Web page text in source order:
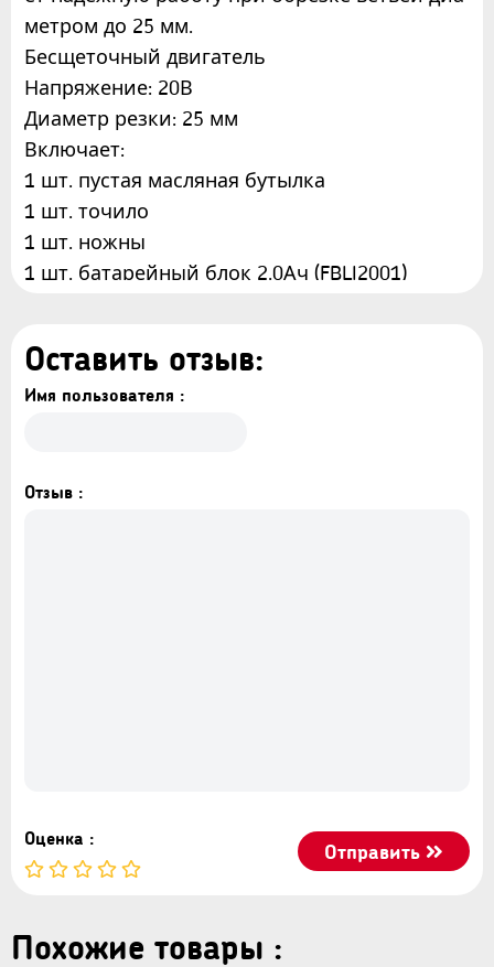
метром до 25 мм.
Бесщеточный двигатель
Напряжение: 20В
Диаметр резки: 25 мм
Включает:
1 шт. пустая масляная бутылка
1 шт. точило
1 шт. ножны
1 шт. батарейный блок 2.0Ач (FBLI2001)
Упаковано в переносной кейс.
Похожие товары :
Оставить отзыв:
Имя пользователя :
Отзыв :
Оценка :
Отправить